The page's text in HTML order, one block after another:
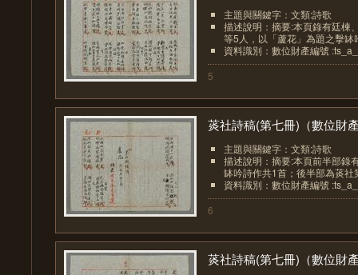
主題與關鍵字：文類:詩歌
描述說明：摘要:本頁錄有廷棟
等5人，以「蘆花」為題之擊缽
資料識別：數位財產編號
5
菼社詩稿(第七冊)（數位財
主題與關鍵字：文類:詩歌
描述說明：摘要:本頁前半部錄
缽吟詩作共1首；後半部為菼社
資料識別：數位財產編號
6
菼社詩稿(第七冊)（數位財